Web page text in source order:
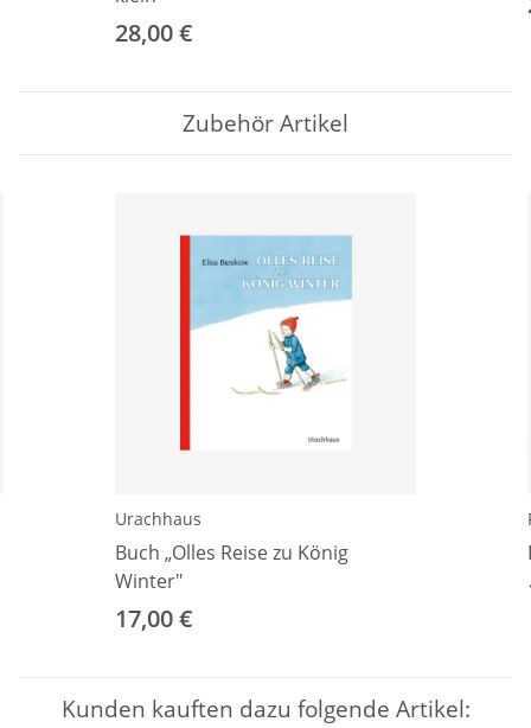
28,00 €
Zubehör Artikel
Urachhaus
Buch „Olles Reise zu König
Winter"
17,00 €
Kunden kauften dazu folgende Artikel: